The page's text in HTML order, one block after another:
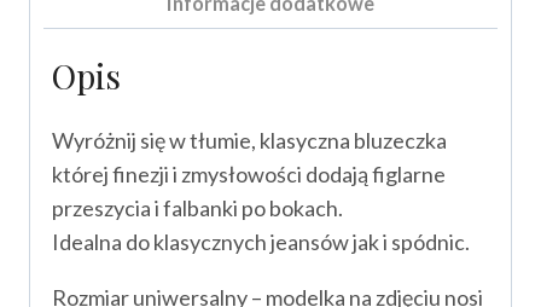
Opis
Wyróżnij się w tłumie, klasyczna bluzeczka
której finezji i zmysłowości dodają figlarne
przeszycia i falbanki po bokach.
Idealna do klasycznych jeansów jak i spódnic.
Rozmiar uniwersalny – modelka na zdjęciu nosi